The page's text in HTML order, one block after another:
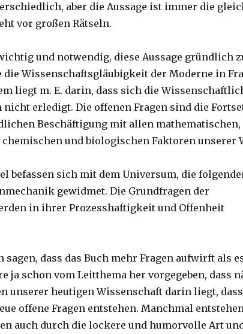
aber die Aussage ist immer die
vor großen Rätseln.
und notwendig, diese Aussage gründlich
die Wissenschaftsgläubigkeit der Moderne in
liegt m. E. darin, dass sich die
erledigt. Die offenen Fragen sind die
Beschäftigung mit allen mathematischen,
und biologischen Faktoren unserer
befassen sich mit dem Universum, die
gewidmet. Die Grundfragen der
in ihrer Prozesshaftigkeit und Offenheit
sagen, dass das Buch mehr Fragen aufwirft als
ja schon vom Leitthema her vorgegeben, dass
unserer heutigen Wissenschaft darin liegt, dass
offene Fragen entstehen. Manchmal
auch durch die lockere und humorvolle Art